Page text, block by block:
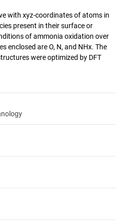
with xyz-coordinates of atoms in
present in their surface or
of ammonia oxidation over
enclosed are O, N, and NHx. The
were optimized by DFT